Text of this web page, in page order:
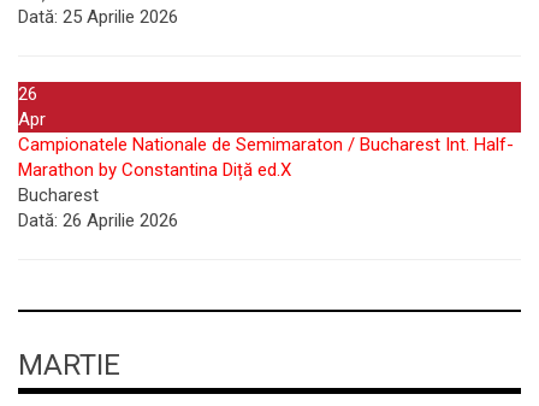
Dată: 25 Aprilie 2026
26
Apr
Campionatele Nationale de Semimaraton / Bucharest Int. Half-
Marathon by Constantina Diță ed.X
Bucharest
Dată: 26 Aprilie 2026
MARTIE